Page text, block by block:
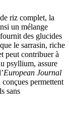
riz complet, la
un mélange
des glucides
le sarrasin, riche
peut contribuer à
psyllium, assure
European Journal
permettent
sans